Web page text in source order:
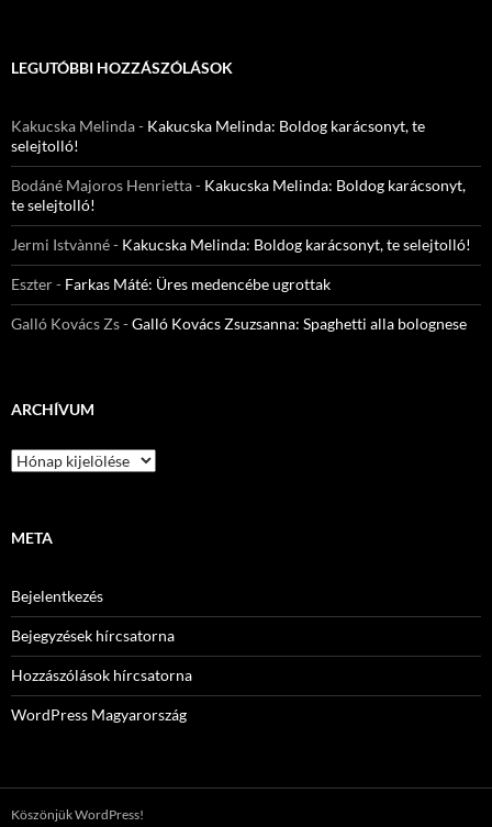
LEGUTÓBBI HOZZÁSZÓLÁSOK
Kakucska Melinda- Kakucska Melinda: Boldog karácsonyt, te
selejtolló!
Bodáné Majoros Henrietta- Kakucska Melinda: Boldog karácsonyt,
te selejtolló!
Jermi Istvànné- Kakucska Melinda: Boldog karácsonyt, te selejtolló!
Eszter- Farkas Máté: Üres medencébe ugrottak
Galló Kovács Zs-Galló Kovács Zsuzsanna: Spaghetti alla bolognese
ARCHÍVUM
Archívum
META
Bejelentkezés
Bejegyzések hírcsatorna
Hozzászólások hírcsatorna
WordPress Magyarország
Köszönjük WordPress!